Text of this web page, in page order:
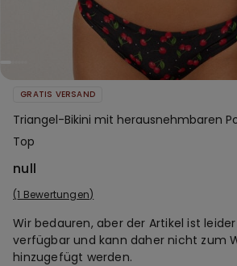
GRATIS VERSAND
Triangel-Bikini mit herausnehmbaren
Top
null
1 Bewertungen
Wir bedauren, aber der Artikel ist
verfügbar und kann daher nicht zum
hinzugefügt werden.